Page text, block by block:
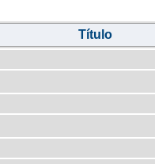
Título